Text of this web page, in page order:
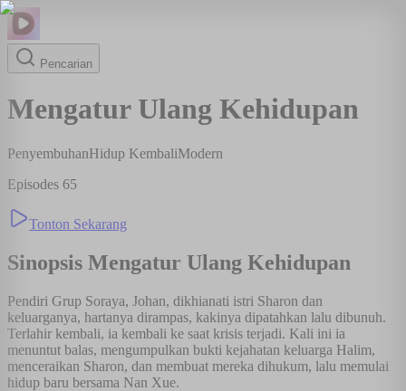
Pencarian
Mengatur Ulang Kehidupan
PenyembuhanHidup KembaliModern
Episodes 65
Tonton Sekarang
Sinopsis Mengatur Ulang Kehidupan
Pendiri Grup Soraya, Johan, dikhianati istri Sharon dan
keluarganya, hartanya dirampas, kakinya dipatahkan lalu dibunuh.
Terlahir kembali, ia kembali ke saat krisis terjadi. Kali ini ia
menuntut balas, mengumpulkan bukti kejahatan keluarga Halim,
menceraikan Sharon, dan membuat mereka dihukum, lalu memulai
hidup baru bersama Nan Xue.